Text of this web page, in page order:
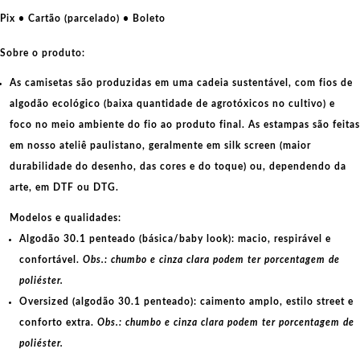
amaria,
eu
asas
para
voar?
quantidade
Pix • Cartão (parcelado) • Boleto
Sobre o produto:
As camisetas são produzidas em uma cadeia sustentável, com fios de
algodão ecológico (baixa quantidade de agrotóxicos no cultivo) e
foco no meio ambiente do fio ao produto final. As estampas são feitas
em nosso ateliê paulistano, geralmente em silk screen (maior
durabilidade do desenho, das cores e do toque) ou, dependendo da
arte, em DTF ou DTG.
Modelos e qualidades:
Algodão 30.1 penteado (básica/baby look): macio, respirável e
confortável. Obs.: chumbo e cinza clara podem ter porcentagem de
poliéster.
Oversized (algodão 30.1 penteado): caimento amplo, estilo street e
conforto extra. Obs.: chumbo e cinza clara podem ter porcentagem de
poliéster.